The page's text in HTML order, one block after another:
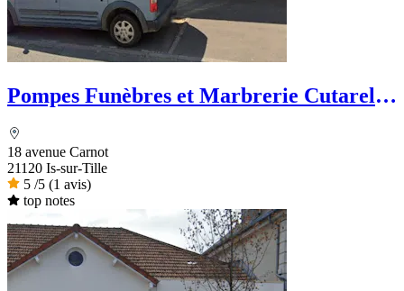
Pompes Funèbres et Marbrerie Cutarella
18 avenue Carnot
21120 Is-sur-Tille
5 /5 (1 avis)
top notes